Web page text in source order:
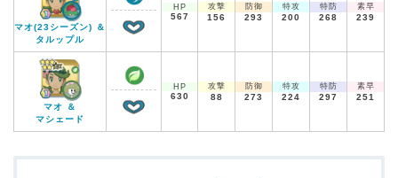
マオ(23シーズン) ＆
タルップル
HP
567
攻撃
156
防御
293
特攻
200
特防
268
素早
239
マオ ＆
マシェード
HP
630
攻撃
88
防御
273
特攻
224
特防
297
素早
251